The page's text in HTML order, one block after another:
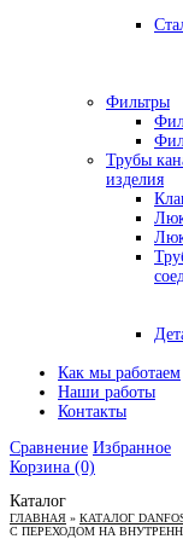
Фильтры
Трубы
изделия
Как мы работаем
Наши работы
Контакты
Сравнение Избранное
Корзина (0)
Каталог
ГЛАВНАЯ » КАТАЛОГ
С ПЕРЕХОДОМ НА